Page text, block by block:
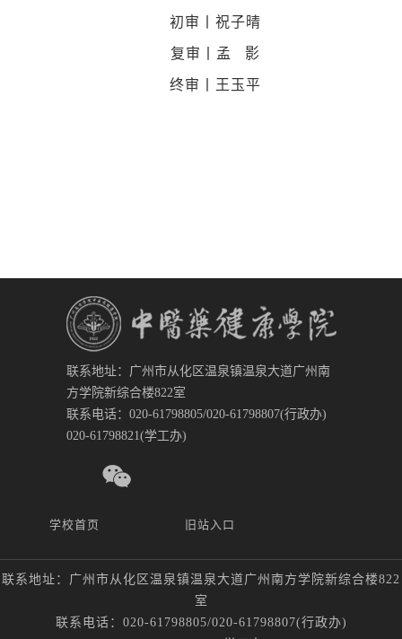
初审丨祝子晴
复审丨孟 影
终审丨王玉平
联系地址：广州市从化区温泉镇温泉大道广州南
方学院新综合楼822室
联系电话：020-61798805/020-61798807(行政办)
020-61798821(学工办)
学校首页 旧站入口
联系地址：广州市从化区温泉镇温泉大道广州南方学院新综合楼822
室
联系电话：020-61798805/020-61798807(行政办)